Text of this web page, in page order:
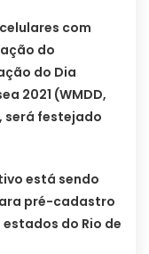
com
do
do Dia
2021 (WMDD,
será festejado
está sendo
pré-cadastro
do Rio de